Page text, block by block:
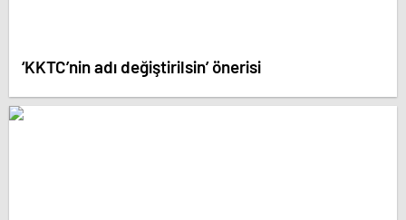
‘KKTC’nin adı değiştirilsin’ önerisi